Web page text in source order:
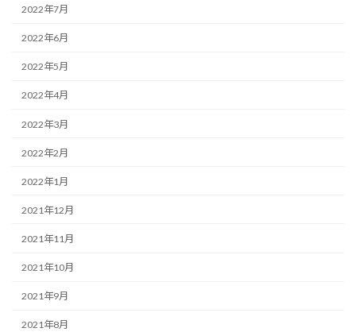
2022年7月
2022年6月
2022年5月
2022年4月
2022年3月
2022年2月
2022年1月
2021年12月
2021年11月
2021年10月
2021年9月
2021年8月